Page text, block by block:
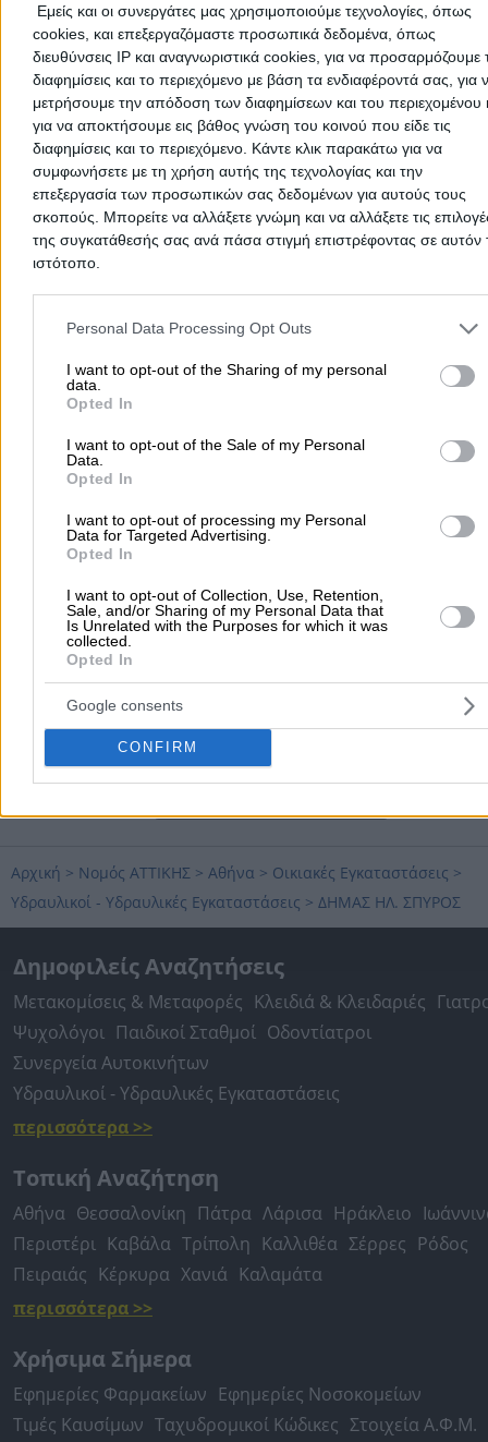
Εμείς και οι συνεργάτες μας χρησιμοποιούμε τεχνολογίες, όπως
cookies, και επεξεργαζόμαστε προσωπικά δεδομένα, όπως
διευθύνσεις IP και αναγνωριστικά cookies, για να προσαρμόζουμε
διαφημίσεις και το περιεχόμενο με βάση τα ενδιαφέροντά σας, για
μετρήσουμε την απόδοση των διαφημίσεων και του περιεχομένου
για να αποκτήσουμε εις βάθος γνώση του κοινού που είδε τις
διαφημίσεις και το περιεχόμενο. Κάντε κλικ παρακάτω για να
συμφωνήσετε με τη χρήση αυτής της τεχνολογίας και την
επεξεργασία των προσωπικών σας δεδομένων για αυτούς τους
σκοπούς. Μπορείτε να αλλάξετε γνώμη και να αλλάξετε τις
της συγκατάθεσής σας ανά πάσα στιγμή επιστρέφοντας σε αυτόν
ιστότοπο.
Please note that this website/app uses one or more Google
and may gather and store information including but not limited to
to Google and its third-party tags to use your data for below
purposes in below Google consent section.
Personal Data Processing Opt Outs
I want to opt-out of the Sharing of my personal
data.
Opted In
I want to opt-out of the Sale of my Personal
Data.
Opted In
I want to opt-out of processing my Personal
Data for Targeted Advertising.
Opted In
I want to opt-out of Collection, Use, Retention,
Sale, and/or Sharing of my Personal Data that
Is Unrelated with the Purposes for which it was
collected.
Opted In
Google consents
CONFIRM
Στοιχεία Αναζήτησης:Ανακαινιση Μπανιου Μπανιων,
Ανακαινιση Κουζινας,Διαρροη Διαρροες,Υδραυλικος,
Σιφωνιου,Υδραυλικες Βλαβες, Επισκευη Σωληνωσεων,
Εγκατασταση Φυσικου Αεριου,Θερμανση Με Φυσικο
Προσθήκη Αξιολόγησης
Δεν υπάρχουν ακόμα αξιολογήσεις
Αυτός ο επαγγελματίας δεν έχει λάβει ακόμα καμία
αξιολόγηση. Γίνετε ο πρώτος που θα μοιραστεί την
του και βοηθήστε άλλους χρήστες να κάνουν τη σωστή
επιλογή!
Αρχική > Νομός ΑΤΤΙΚΗΣ > Αθήνα > Οικιακές Εγκαταστάσεις >
Υδραυλικοί - Υδραυλικές Εγκαταστάσεις > ΔΗΜΑΣ ΗΛ. ΣΠΥΡΟΣ
Δημοφιλείς Αναζητήσεις
Μετακομίσεις & Μεταφορές Κλειδιά & Κλειδαριές
Ψυχολόγοι Παιδικοί Σταθμοί Οδοντίατροι
Συνεργεία Αυτοκινήτων
Υδραυλικοί - Υδραυλικές Εγκαταστάσεις
περισσότερα >>
Τοπική Αναζήτηση
Αθήνα Θεσσαλονίκη Πάτρα Λάρισα Ηράκλειο
Περιστέρι Καβάλα Τρίπολη Καλλιθέα Σέρρες Ρόδος
Πειραιάς Κέρκυρα Χανιά Καλαμάτα
περισσότερα >>
Χρήσιμα Σήμερα
Εφημερίες Φαρμακείων Εφημερίες Νοσοκομείων
Τιμές Καυσίμων Ταχυδρομικοί Κώδικες Στοιχεία Α.Φ.Μ.